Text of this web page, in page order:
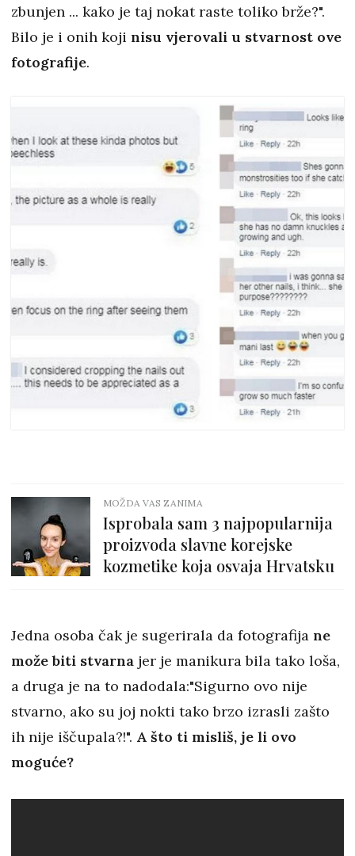
zbunjen ... kako je taj nokat raste toliko brže?".
Bilo je i onih koji nisu vjerovali u stvarnost ove
fotografije.
MOŽDA VAS ZANIMA
Isprobala sam 3 najpopularnija
proizvoda slavne korejske
kozmetike koja osvaja Hrvatsku
Jedna osoba čak je sugerirala da fotografija ne
može biti stvarna jer je manikura bila tako loša,
a druga je na to nadodala:"Sigurno ovo nije
stvarno, ako su joj nokti tako brzo izrasli zašto
ih nije iščupala?!". A što ti misliš, je li ovo
moguće?